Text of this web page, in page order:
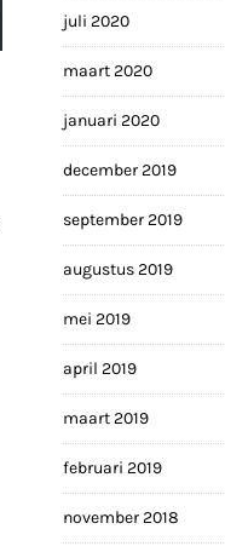
juli 2020
maart 2020
januari 2020
december 2019
september 2019
augustus 2019
mei 2019
april 2019
maart 2019
februari 2019
november 2018